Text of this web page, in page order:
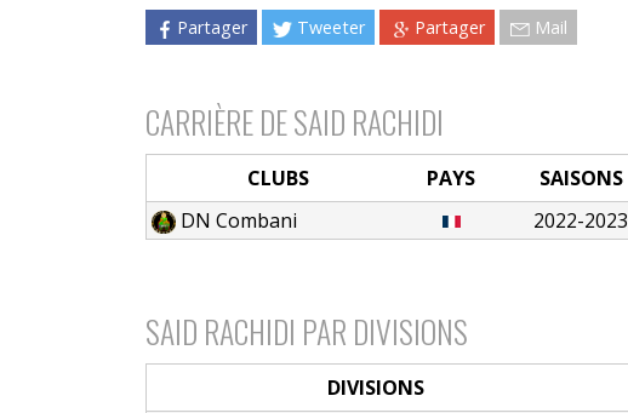
Partager Tweeter Partager Mail
CARRIÈRE DE SAID RACHIDI
CLUBS PAYS SAISONS
DN Combani
2022-2023
SAID RACHIDI PAR DIVISIONS
DIVISIONS